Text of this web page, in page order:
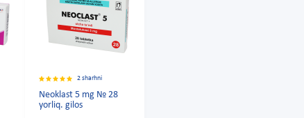
2 sharhni
Neoklast 5 mg № 28
yorliq. gilos